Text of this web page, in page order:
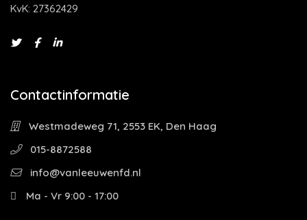
KvK: 27362429
Contactinformatie
Westmadeweg 71, 2553 EK, Den Haag
015-8872588
info@vanleeuwenfd.nl
Ma - Vr 9:00 - 17:00